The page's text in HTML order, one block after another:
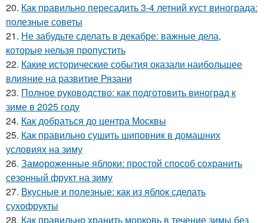
20. Как правильно пересадить 3-4 летний куст винограда:
полезные советы
21. Не забудьте сделать в декабре: важные дела,
которые нельзя пропустить
22. Какие исторические события оказали наибольшее
влияние на развитие Рязани
23. Полное руководство: как подготовить виноград к
зиме в 2025 году
24. Как добраться до центра Москвы
25. Как правильно сушить шиповник в домашних
условиях на зиму
26. Замороженные яблоки: простой способ сохранить
сезонный фрукт на зиму
27. Вкусные и полезные: как из яблок сделать
сухофрукты
28. Как правильно хранить морковь в течение зимы без